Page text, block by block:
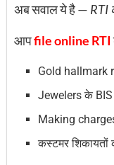
अब सवाल ये है — RTI
आपfile online RTI
Gold hallmark
Jewelers के
Making
कस्टमर शिकायतों